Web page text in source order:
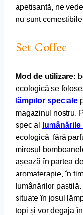
apetisantă, ne
nu sunt
Set Coffee
Mod de utilizare:
ecologică se
lămpilor speciale
magazinul nostru.
special
ecologică, fără
mirosul
așează în partea
aromaterapie, în
lumânărilor
situate în josul
topi și vor degaja